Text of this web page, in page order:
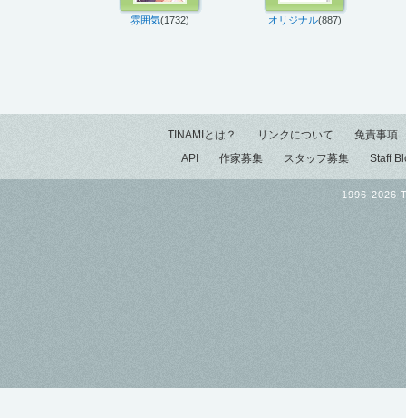
雰囲気(1732) オリジナル(887)
TINAMIとは？ リンクについて
免責事項
API
作家募集 スタッフ募集 Staff
1996-2026